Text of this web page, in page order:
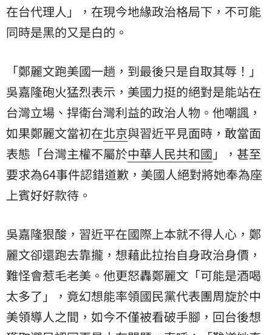
在台代理人」，在現今地緣政治格局下，不可能
同時是黑的又是白的。
「鄭麗文跑美國一趟，到最後只是自取其辱！」
吳嘉隆砲火猛烈表示，美國力挺的絕對是能站在
台灣立場、捍衛台灣利益的政治人物。他嘲諷，
如果鄭麗文當初在北京與習近平見面時，敢當面
表態「台灣主權不屬於中華人民共和國 」，甚至
要求為64事件認錯道歉，美國人絕對將她奉為座
上賓好好款待。
吳嘉隆狠酸，習近平在國際上本就不得人心，鄭
麗文卻還跑去靠攏，想藉此拉抬自身政治身價，
難怪會惹毛老美。他更怒轟鄭麗文「可能是酒喝
太多了」，竟幻想能率領國民黨代表團周旋於中
美領導人之間，如今不僅被看破手腳，回台後想